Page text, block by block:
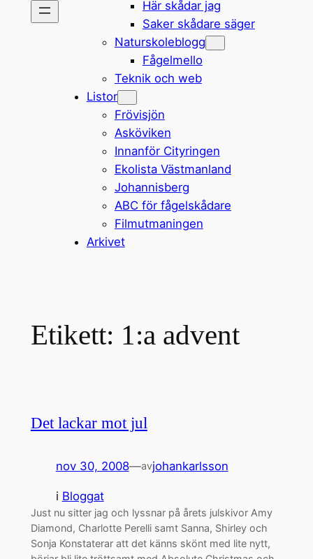
Här skådar jag
Saker skådare säger
Naturskoleblogg
Fågelmello
Teknik och web
Listor
Frövisjön
Asköviken
Innanför Cityringen
Ekolista Västmanland
Johannisberg
ABC för fågelskådare
Filmutmaningen
Arkivet
Etikett: 1:a advent
Det lackar mot jul
nov 30, 2008—avjohankarlsson
i Bloggat
Just nu sitter jag och lyssnar på årets julskivor Amy
Diamond, Charlotte Perelli samt Sanna, Shirley och
Sonja Konstaterar att det känns skönt med lite nytt,